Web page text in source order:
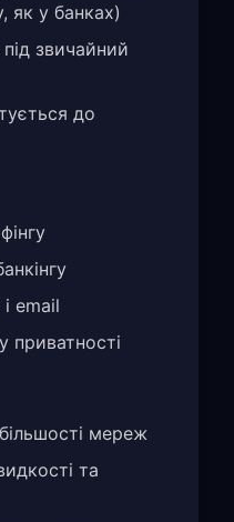
як у банках)
звичайний
до
email
приватності
мереж
та